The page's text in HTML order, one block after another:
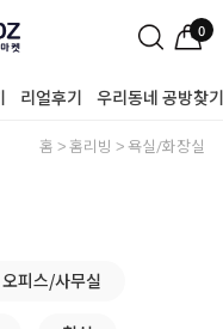
0
리얼후기 우리동네 공방찾기
홈 홈리빙 욕실/화장실
오피스/사무실